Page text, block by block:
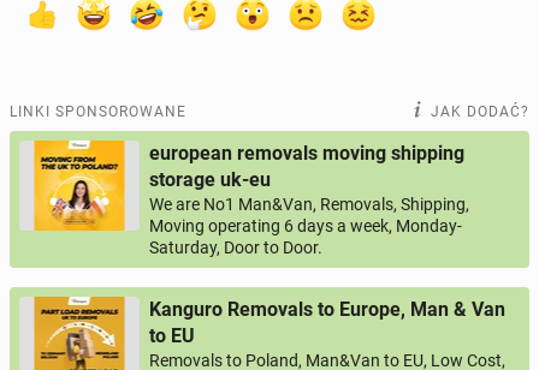
LINKI SPONSOROWANE JAK DODAĆ?
european removals moving shipping
storage uk-eu
We are No1 Man&Van, Removals, Shipping,
Moving operating 6 days a week, Monday-
Saturday, Door to Door.
Kanguro Removals to Europe, Man & Van
to EU
Removals to Poland, Man&Van to EU, Low Cost,